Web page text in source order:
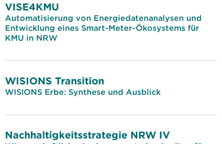
VISE4KMU
Automatisierung von Energiedatenanalysen und
Entwicklung eines Smart-Meter-Ökosystems für
KMU in NRW
WISIONS Transition
WISIONS Erbe: Synthese und Ausblick
Nachhaltigkeitsstrategie NRW IV